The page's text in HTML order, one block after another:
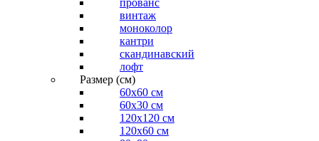
прованс
винтаж
моноколор
кантри
скандинавский
лофт
Размер (см)
60х60 см
60x30 см
120x120 см
120x60 см